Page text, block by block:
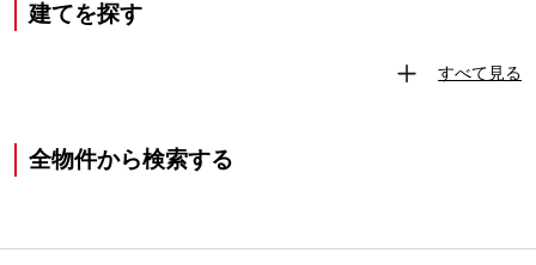
建てを探す
すべて見る
全物件から検索する